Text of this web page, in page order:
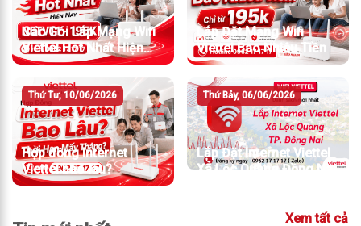
Các Gói Lắp Mạng Wifi
Viettel Hot Nhất Hiện
Nay
Lắp Đặt Mạng Wifi
Viettel Bao Nhiêu Tiền
Thứ Tư, 10/06/2026
Hợp đồng Internet
Viettel bao lâu?
Thứ Bảy, 06/06/2026
Lắp Đặt Internet Viettel
Xã Lộc Quang Đồng Nai
Xem tất cả